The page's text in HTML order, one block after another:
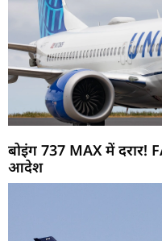
बोइंग 737 MAX में दरार!
आदेश